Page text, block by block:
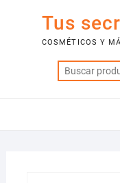
contenido
Tus
COSMÉTICOS Y